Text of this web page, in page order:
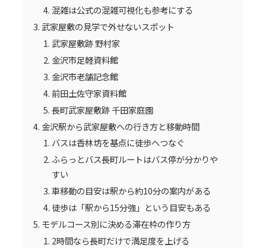
混雑は公式の混雑可視化も参考にする
武家屋敷の見学で外せないスポット
武家屋敷跡 野村家
金沢市足軽資料館
金沢市老舗記念館
前田土佐守家資料館
長町武家屋敷跡 千田家庭園
金沢駅から武家屋敷への行き方と移動時間
バスは香林坊を基点に徒歩へつなぐ
ふらっとバス長町ルートはバス停が分かりや
すい
車移動の目安は駅から約10分の案内がある
徒歩は「駅から15分強」という目安もある
モデルコース別に決める滞在枠の作り方
2時間なら長町だけで満足度を上げる